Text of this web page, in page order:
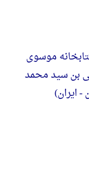
موسوی
بن سید محمد
ایران)